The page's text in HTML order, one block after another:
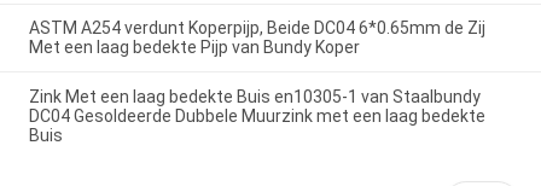
ASTM A254 verdunt Koperpijp, Beide DC04 6*0.65mm de Zij
Met een laag bedekte Pijp van Bundy Koper
Zink Met een laag bedekte Buis en10305-1 van Staalbundy
DC04 Gesoldeerde Dubbele Muurzink met een laag bedekte
Buis